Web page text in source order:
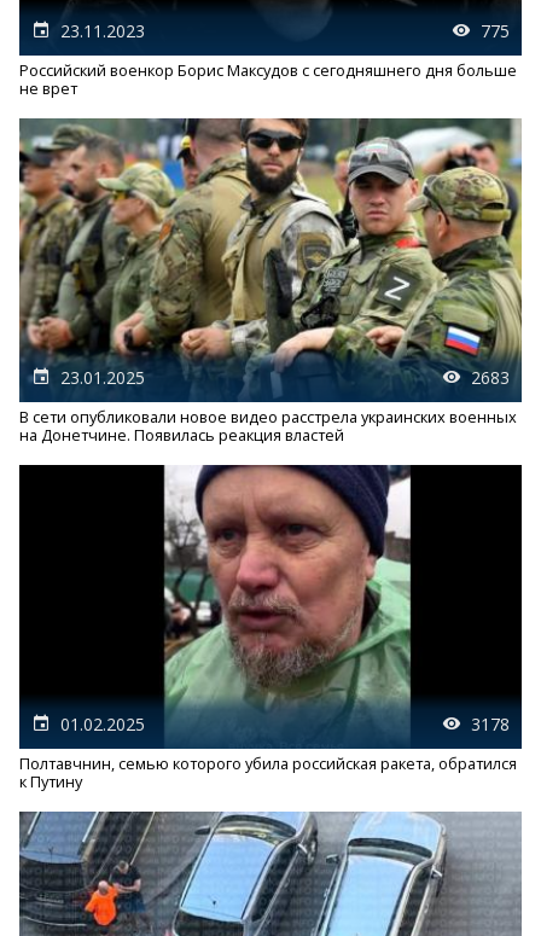
23.11.2023 775
Российский военкор Борис Максудов с сегодняшнего дня больше
не врет
23.01.2025 2683
В сети опубликовали новое видео расстрела украинских военных
на Донетчине. Появилась реакция властей
01.02.2025 3178
Полтавчнин, семью которого убила российская ракета, обратился
к Путину